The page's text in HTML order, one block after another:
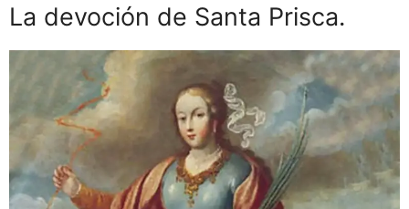
La devoción de Santa Prisca.